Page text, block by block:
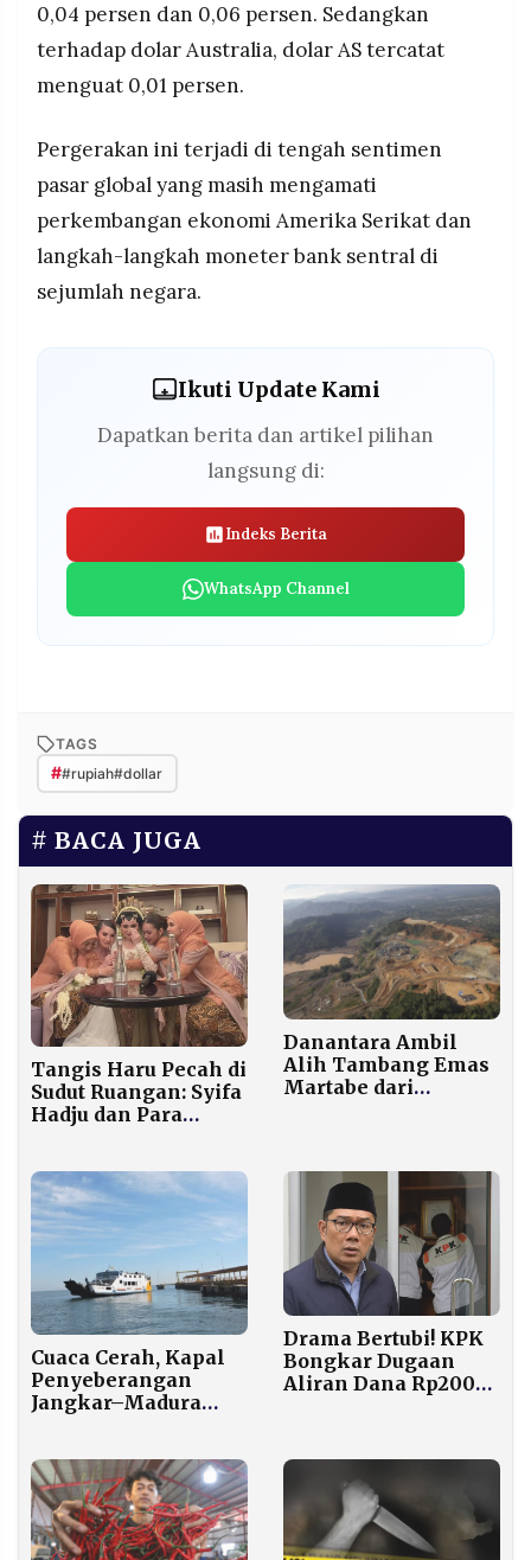
0,04 persen dan 0,06 persen. Sedangkan
terhadap dolar Australia, dolar AS tercatat
menguat 0,01 persen.
Pergerakan ini terjadi di tengah sentimen
pasar global yang masih mengamati
perkembangan ekonomi Amerika Serikat dan
langkah-langkah moneter bank sentral di
sejumlah negara.
Ikuti Update Kami
Dapatkan berita dan artikel pilihan
langsung di:
Indeks Berita
WhatsApp Channel
TAGS
##rupiah#dollar
BACA JUGA
Tangis Haru Pecah di
Sudut Ruangan: Syifa
Hadju dan Para
Rumi Ucap Ijab Kabul
Danantara Ambil
Alih Tambang Emas
Martabe dari
Cuaca Cerah, Kapal
Penyeberangan
Jangkar–Madura
Drama Bertubi! KPK
Bongkar Dugaan
Aliran Dana Rp200
Saksi